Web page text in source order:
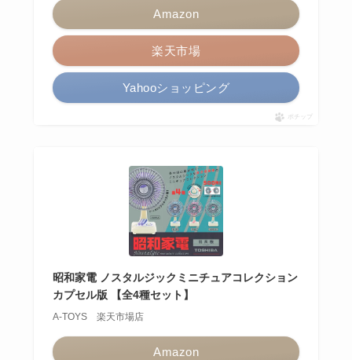
Amazon
楽天市場
Yahooショッピング
ポチップ
昭和家電 ノスタルジックミニチュアコレクション
カプセル版 【全4種セット】
A-TOYS 楽天市場店
Amazon